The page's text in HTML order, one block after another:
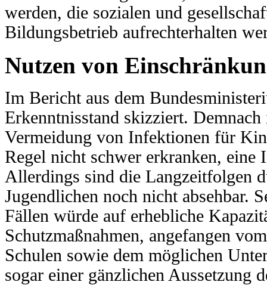
werden, die sozialen und
Bildungsbetrieb aufrechterhalten
Nutzen von
Im Bericht aus dem
Erkenntnisstand skizziert.
Vermeidung von Infektionen für
Regel nicht schwer erkranken,
Allerdings sind die Langzeitfolgen
Jugendlichen noch nicht absehbar.
Fällen würde auf erhebliche
Schutzmaßnahmen, angefangen
Schulen sowie dem möglichen
sogar einer gänzlichen Aussetzung